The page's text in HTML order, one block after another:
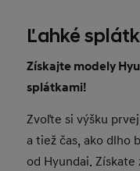
Ľahké
Získajte modely
splátkami!
Zvoľte si výšku
a tiež čas, ako dlho
od Hyundai.